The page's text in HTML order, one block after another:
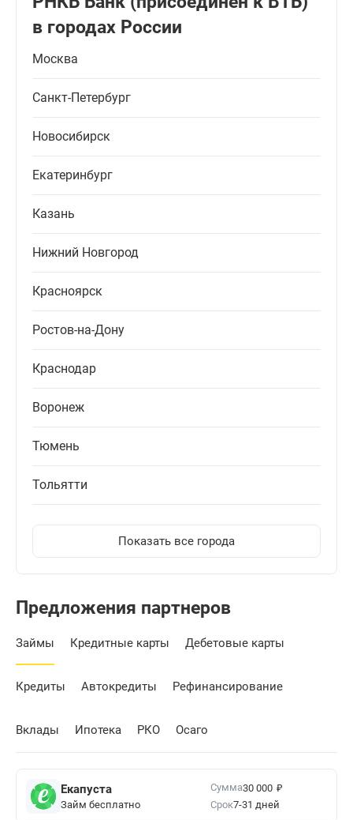
в городах России
Москва
Санкт-Петербург
Новосибирск
Екатеринбург
Казань
Нижний Новгород
Красноярск
Ростов-на-Дону
Краснодар
Воронеж
Тюмень
Тольятти
Показать все города
Предложения партнеров
Займы Кредитные карты Дебетовые карты
Кредиты Автокредиты Рефинансирование
Вклады Ипотека РКО Осаго
Екапуста
Займ бесплатно
Сумма30 000 ₽
Срок7-31 дней